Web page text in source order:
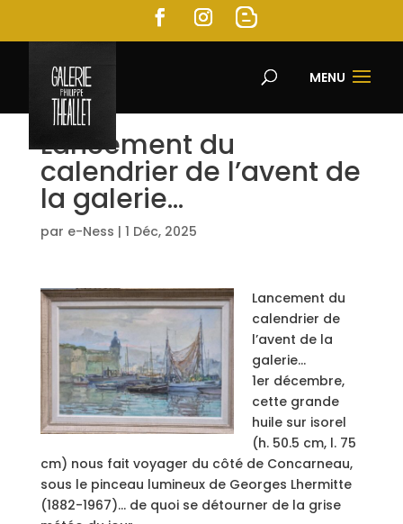
MENU
Lancement du
calendrier de l’avent de
la galerie…
par e-Ness | 1 Déc, 2025
Lancement du
calendrier de
l’avent de la
galerie…
1er décembre,
cette grande
huile sur isorel
(h. 50.5 cm, l. 75
cm) nous fait voyager du côté de Concarneau,
sous le pinceau lumineux de Georges Lhermitte
(1882-1967)… de quoi se détourner de la grise